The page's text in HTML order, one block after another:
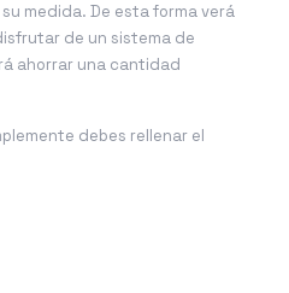
medida. De esta forma verá
de un sistema de
ahorrar una cantidad
debes rellenar el